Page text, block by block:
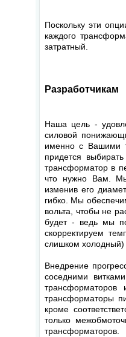
Поскольку эти
каждого
затратный.
Разработчикам
Наша цель -
силовой
именно с Вашими
придется
трансформатор в
что нужно Вам. Мы
изменив его
гибко. Мы
вольта, чтобы не
будет - ведь мы
скорректируем
слишком холодный)
Внедрение
соседними
трансформаторов
трансформаторы
кроме
только
трансформаторов.